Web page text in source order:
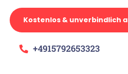
Kostenlos & unverbindlich
+4915792653323